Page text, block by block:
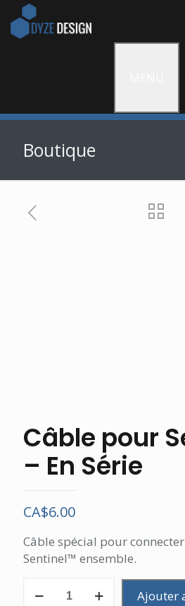
Boutique
Câble pour
– En Série
CA$6.00
Câble spécial pour
Sentinel™ ensemble.
de
Ajouter